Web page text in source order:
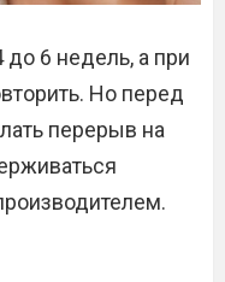
до 6 недель, а при
Но перед
перерыв на